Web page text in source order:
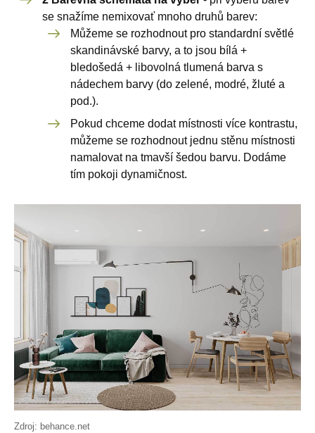
se snažíme nemixovať mnoho druhů barev:
Můžeme se rozhodnout pro standardní světlé
skandinávské barvy, a to jsou bílá +
bledošedá + libovolná tlumená barva s
nádechem barvy (do zelené, modré, žluté a
pod.).
Pokud chceme dodat místnosti více kontrastu,
můžeme se rozhodnout jednu stěnu místnosti
namalovat na tmavší šedou barvu. Dodáme
tím pokoji dynamičnost.
Zdroj: behance.net